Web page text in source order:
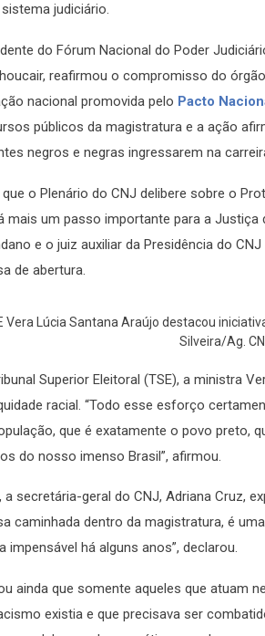
judiciário.
do Fórum Nacional do Poder
reafirmou o compromisso do
nacional promovida pelo Pacto
públicos da magistratura e a ação
negros e negras ingressarem na
que o Plenário do CNJ delibere sobre o
mais um passo importante para a Justiça
e o juiz auxiliar da Presidência do
de abertura.
Vera Lúcia Santana Araújo destacou
Silveira/Ag.
Superior Eleitoral (TSE), a ministra
racial. “Todo esse esforço
que é exatamente o povo preto,
do nosso imenso Brasil”, afirmou.
a secretária-geral do CNJ, Adriana Cruz,
caminhada dentro da magistratura, é
impensável há alguns anos”, declarou.
ainda que somente aqueles que atuam
existia e que precisava ser